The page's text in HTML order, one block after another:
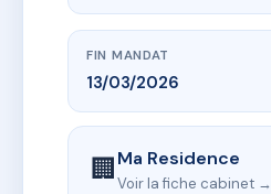
FIN MANDAT
13/03/2026
🏢Ma Residence
Voir la fiche cabinet →